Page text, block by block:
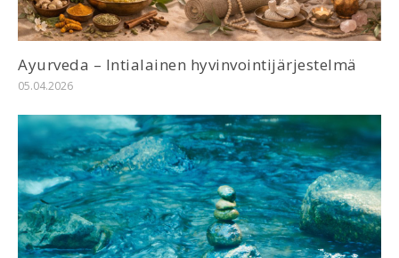
Ayurveda – Intialainen hyvinvointijärjestelmä
05.04.2026